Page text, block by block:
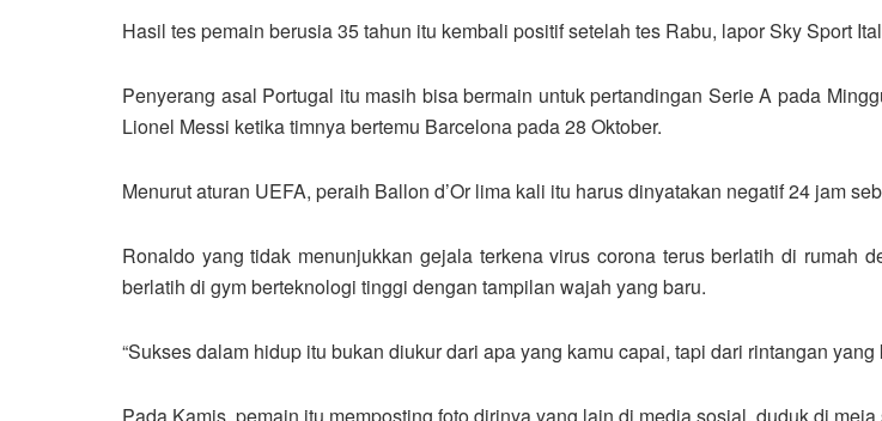
Hasil tes pemain berusia 35 tahun itu kembali positif setelah tes Rabu, lapor Sky Sport
Penyerang asal Portugal itu masih bisa bermain untuk pertandingan Serie A pada
Lionel Messi ketika timnya bertemu Barcelona pada 28 Oktober.
Menurut aturan UEFA, peraih Ballon d’Or lima kali itu harus dinyatakan negatif 24 jam
Ronaldo yang tidak menunjukkan gejala terkena virus corona terus berlatih di rumah
berlatih di gym berteknologi tinggi dengan tampilan wajah yang baru.
“Sukses dalam hidup itu bukan diukur dari apa yang kamu capai, tapi dari rintangan